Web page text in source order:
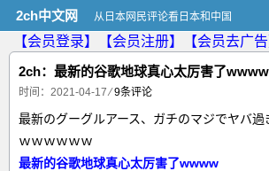
2ch中文网 从日本网民评论看日本和中国
【会员登录】 【会员注册】
【会员去广告
2ch：最新的谷歌地球真心太厉害了wwww
时间：2021-04-17 ⁄9条评论
最新のグーグルアース、ガチのマジでヤバ
ｗｗｗｗｗｗ
最新的谷歌地球真心太厉害了wwww